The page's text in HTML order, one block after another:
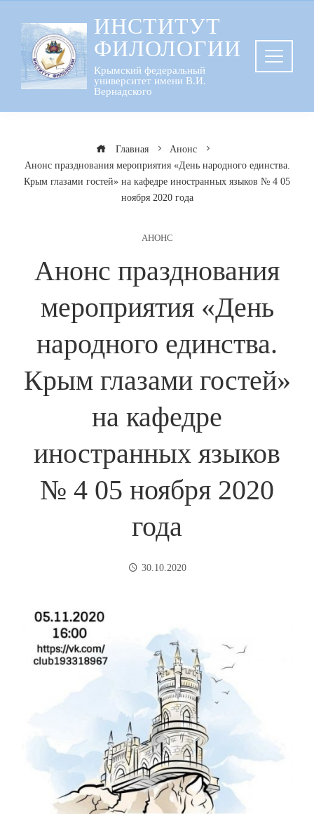
содержанию
ИНСТИТУТ
ФИЛОЛОГИИ
Крымский федеральный
университет имени В.И.
Вернадского
Главная
Анонс
Анонс празднования мероприятия «День народного единства.
Крым глазами гостей» на кафедре иностранных языков № 4 05
ноября 2020 года
АНОНС
Анонс празднования
мероприятия «День
народного единства.
Крым глазами гостей»
на кафедре
иностранных языков
№ 4 05 ноября 2020
года
30.10.2020